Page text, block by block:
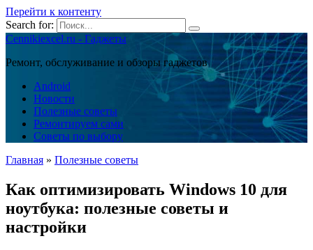
Перейти к контенту
Search for:
Cennikiexcel.ru - Гаджеты
Ремонт, обслуживание и обзоры гаджетов
Android
Новости
Полезные советы
Ремонтируем сами
Советы по выбору
Главная » Полезные советы
Как оптимизировать Windows 10 для
ноутбука: полезные советы и
настройки